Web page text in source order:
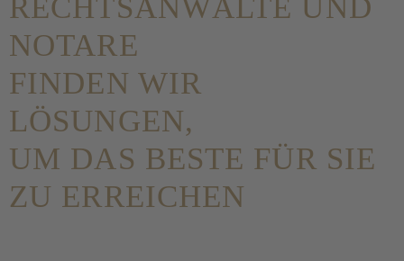
RECHTSANWÄLTE UND
NOTARE
FINDEN WIR
LÖSUNGEN,
UM DAS BESTE FÜR SIE
ZU ERREICHEN